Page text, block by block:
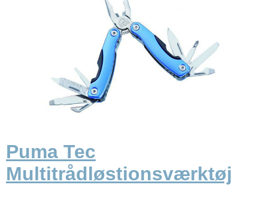
Puma Tec
Multitrådløstionsværktøj